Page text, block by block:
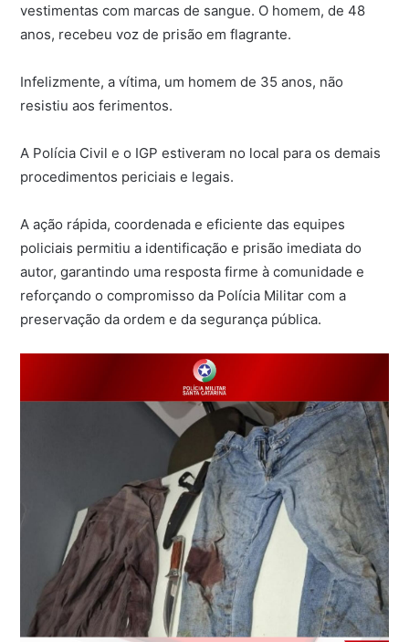
vestimentas com marcas de sangue. O homem, de 48
anos, recebeu voz de prisão em flagrante.
Infelizmente, a vítima, um homem de 35 anos, não
resistiu aos ferimentos.
A Polícia Civil e o IGP estiveram no local para os demais
procedimentos periciais e legais.
A ação rápida, coordenada e eficiente das equipes
policiais permitiu a identificação e prisão imediata do
autor, garantindo uma resposta firme à comunidade e
reforçando o compromisso da Polícia Militar com a
preservação da ordem e da segurança pública.